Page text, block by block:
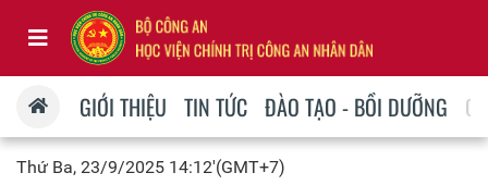
GIỚI THIỆU TIN TỨC ĐÀO TẠO - BỒI DƯỠNG
Thứ Ba, 23/9/2025 14:12'(GMT+7)